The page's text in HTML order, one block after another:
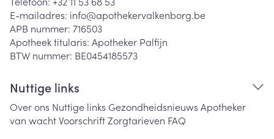
E-mailadres: info@apothekervalkenborg.be
APB nummer: 716503
Apotheek titularis: Apotheker Palfijn
BTW nummer: BE0454185573
Nuttige links
Over ons Nuttige links Gezondheidsnieuws Apotheker
van wachtVoorschriftZorgtarieven FAQ